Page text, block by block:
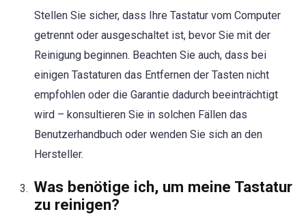
Stellen Sie sicher, dass Ihre Tastatur vom Computer
getrennt oder ausgeschaltet ist, bevor Sie mit der
Reinigung beginnen. Beachten Sie auch, dass bei
einigen Tastaturen das Entfernen der Tasten nicht
empfohlen oder die Garantie dadurch beeinträchtigt
wird – konsultieren Sie in solchen Fällen das
Benutzerhandbuch oder wenden Sie sich an den
Hersteller.
Was benötige ich, um meine Tastatur
zu reinigen?